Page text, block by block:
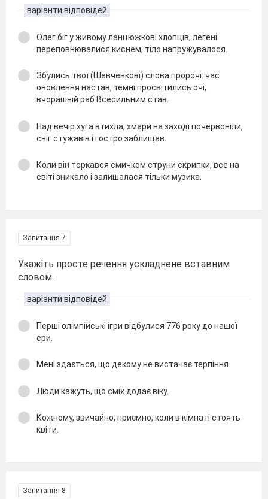
варіанти відповідей
Олег біг у живому ланцюжкові хлопців, легені
переповнювалися киснем, тіло напружувалося.
Збулись твої (Шевченкові) слова пророчі: час
оновлення настав, темні просвітились очі,
вчорашній раб Всесильним став.
Над вечір хуга втихла, хмари на заході почервоніли,
сніг стужавів і гостро заблищав.
Коли він торкався смичком струни скрипки, все на
світі зникало і залишалася тільки музика.
Запитання 7
Укажіть просте речення ускладнене вставним
словом.
варіанти відповідей
Перші олімпійські ігри відбулися 776 року до нашої
ери.
Мені здається, що декому не вистачає терпіння.
Люди кажуть, що сміх додає віку.
Кожному, звичайно, приємно, коли в кімнаті стоять
квіти.
Запитання 8